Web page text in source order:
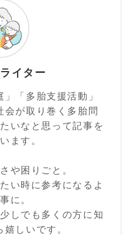
イター
「多胎支援活動」
会が取り巻く多胎問
いなと思って記事を
ます。
や困りごと。
い時に参考になるよ
に。
しでも多くの方に知
しいです。